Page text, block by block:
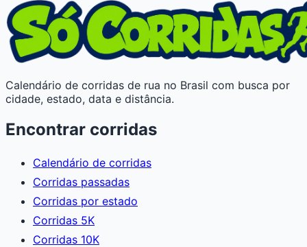
Calendário de corridas de rua no Brasil com busca por
cidade, estado, data e distância.
Encontrar corridas
Calendário de corridas
Corridas passadas
Corridas por estado
Corridas 5K
Corridas 10K